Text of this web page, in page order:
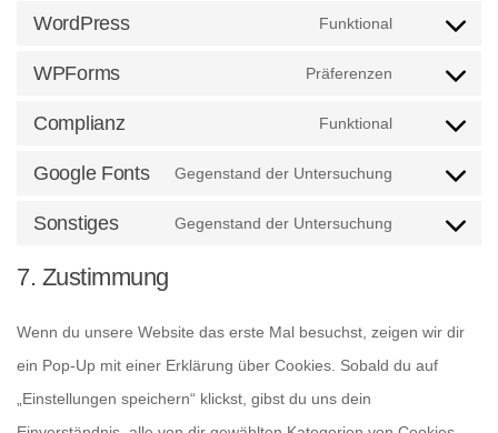
WordPress Funktional
WPForms Präferenzen
Complianz Funktional
Google Fonts Gegenstand der Untersuchung
Sonstiges Gegenstand der Untersuchung
sonstiges
7. Zustimmung
Wenn du unsere Website das erste Mal besuchst, zeigen wir dir
ein Pop-Up mit einer Erklärung über Cookies. Sobald du auf
„Einstellungen speichern“ klickst, gibst du uns dein